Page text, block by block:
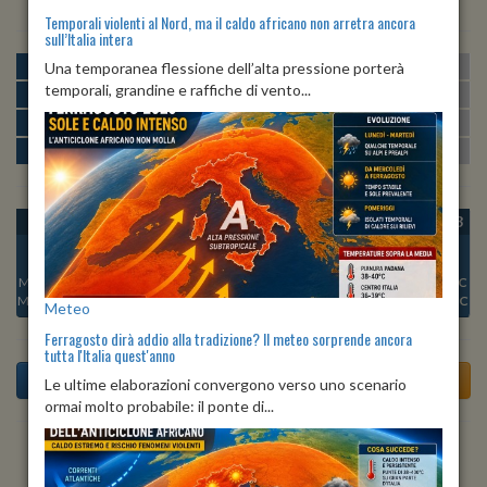
MATTINA min:21º max:29º U:
POMERIGGIO min:29º max:32º
SERA min:25º max:30º U:56% 72%
NOTTE min: 21º max:24º U:70%
OGGI
Min:
25°C
Max:30°C
SAB 08
Min:
Max:34°C
DOM 09
Min:24°C
Max:32°C
LUN 10
Min:
24°C
Max:32°C
MAR 11
Max:32°C
MER 12
Min:24°C
Max:33°C
GIO 13
24°C
Max:33°C
Previsioni del Tempo a Torre Le Nocelle di oggi
Temporali violenti al Nord, ma il caldo africano non arretra ancora
sull’Italia intera
Una temporanea flessione dell’alta pressione porterà
temporali, grandine e raffiche di vento...
Meteo
Ferragosto dirà addio alla tradizione? Il meteo sorprende ancora
tutta l'Italia quest'anno
Le ultime elaborazioni convergono verso uno scenario
ormai molto probabile: il ponte di...